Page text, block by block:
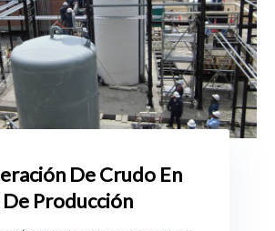
De Crudo En
Producción